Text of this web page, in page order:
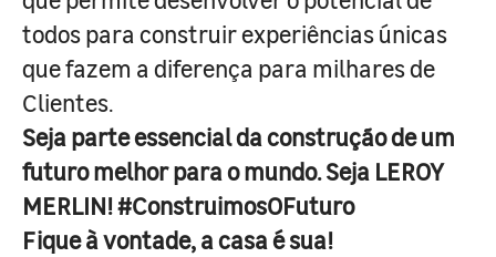
todos para construir experiências únicas
que fazem a diferença para milhares de
Clientes.
Seja parte essencial da construção de um
futuro melhor para o mundo. Seja LEROY
MERLIN! #ConstruimosOFuturo
Fique à vontade, a casa é sua!